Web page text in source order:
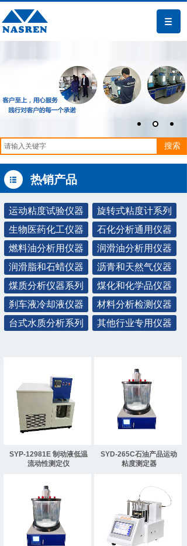
搜索
热销产品
SYP-12981E 制动液低温
流动性测定仪
SYD-265C石油产品运动
粘度测定器
运动粘度试验仪器
旋转式粘度计系列
生物医药化工仪器
石化分析通用仪器
燃料油分析用仪器
润滑油分析用仪器
润滑脂和石蜡仪器
沥青和天然气仪器
煤质分析仪器系列
煤化和化学品仪器
刹车液冷却液仪器
材料分析检测仪器
台式水质分析系列
其他行业专用仪器